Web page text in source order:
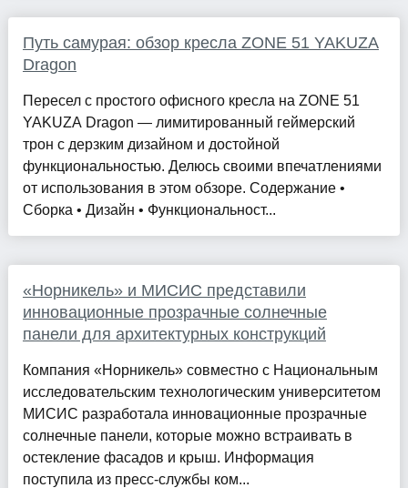
Путь самурая: обзор кресла ZONE 51 YAKUZA
Dragon
Пересел с простого офисного кресла на ZONE 51
YAKUZA Dragon — лимитированный геймерский
трон с дерзким дизайном и достойной
функциональностью. Делюсь своими впечатлениями
от использования в этом обзоре. Содержание •
Сборка • Дизайн • Функциональност...
«Норникель» и МИСИС представили
инновационные прозрачные солнечные
панели для архитектурных конструкций
Компания «Норникель» совместно с Национальным
исследовательским технологическим университетом
МИСИС разработала инновационные прозрачные
солнечные панели, которые можно встраивать в
остекление фасадов и крыш. Информация
поступила из пресс-службы ком...